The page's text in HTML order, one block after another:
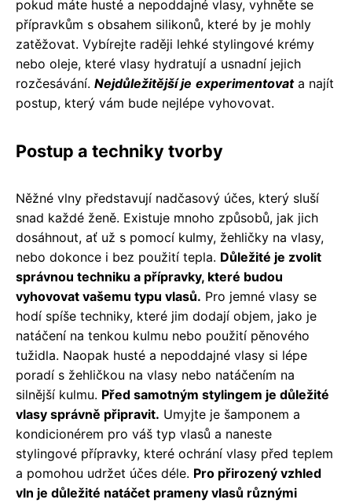
pokud máte husté a nepoddajné vlasy, vyhněte se
přípravkům s obsahem silikonů, které by je mohly
zatěžovat. Vybírejte raději lehké stylingové krémy
nebo oleje, které vlasy hydratují a usnadní jejich
rozčesávání. Nejdůležitější je experimentovata najít
postup, který vám bude nejlépe vyhovovat.
Postup a techniky tvorby
Něžné vlny představují nadčasový účes, který sluší
snad každé ženě. Existuje mnoho způsobů, jak jich
dosáhnout, ať už s pomocí kulmy, žehličky na vlasy,
nebo dokonce i bez použití tepla. Důležité je zvolit
správnou techniku a přípravky, které budou
vyhovovat vašemu typu vlasů. Pro jemné vlasy se
hodí spíše techniky, které jim dodají objem, jako je
natáčení na tenkou kulmu nebo použití pěnového
tužidla. Naopak husté a nepoddajné vlasy si lépe
poradí s žehličkou na vlasy nebo natáčením na
silnější kulmu. Před samotným stylingem je důležité
vlasy správně připravit. Umyjte je šamponem a
kondicionérem pro váš typ vlasů a naneste
stylingové přípravky, které ochrání vlasy před teplem
a pomohou udržet účes déle. Pro přirozený vzhled
vln je důležité natáčet prameny vlasů různými